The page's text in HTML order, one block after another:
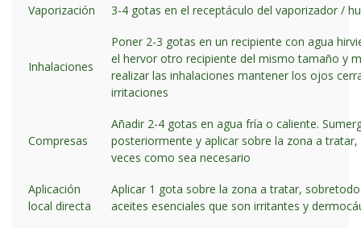
Vaporización 3-4 gotas en el receptáculo del vaporizador /
Inhalaciones
Poner 2-3 gotas en un recipiente con agua
el hervor otro recipiente del mismo tamaño y
realizar las inhalaciones mantener los ojos
irritaciones
Compresas
Añadir 2-4 gotas en agua fría o caliente.
posteriormente y aplicar sobre la zona a
veces como sea necesario
Aplicación
local directa
Aplicar 1 gota sobre la zona a tratar,
aceites esenciales que son irritantes y